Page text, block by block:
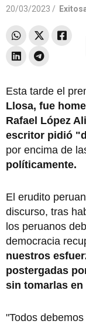
20/03/2023 /
Esta tarde el
Llosa, fue
Rafael López
escritor pidió
por encima de
políticamente.
El erudito
discurso, tras
los peruanos
democracia
nuestros
postergadas
sin tomarlas en
"Todos